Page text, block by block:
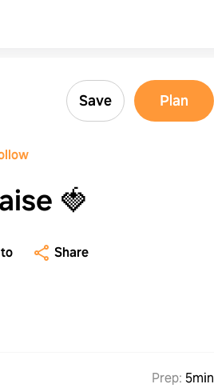
Save Plan
🍓
Share
Prep: 5min